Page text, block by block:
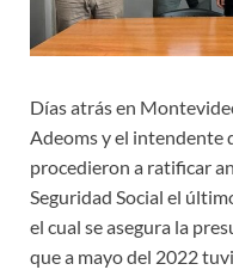
Días atrás en
Adeoms y el intendente
procedieron a ratificar
Seguridad Social el
el cual se asegura la
que a mayo del 2022